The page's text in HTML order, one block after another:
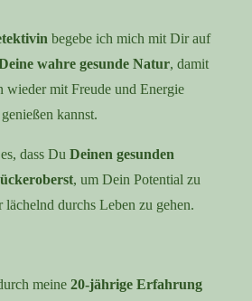
begebe ich mich mit Dir auf
wahre gesunde Natur, damit
wieder mit Freude und Energie
genießen kannst.
dass Du Deinen gesunden
, um Dein Potential zu
lächelnd durchs Leben zu gehen.
meine 20-jährige Erfahrung